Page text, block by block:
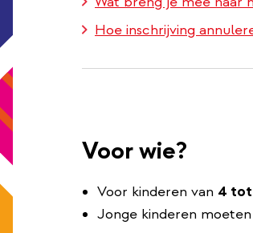
Hoe inschrijving
Voor wie?
Voor kinderen van 4 tot
Jonge kinderen moeten